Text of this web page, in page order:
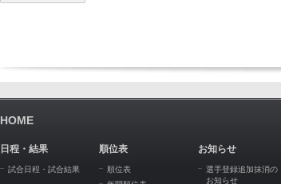
HOME
日程・結果
試合日程・試合結果
順位表
順位表
お知らせ
選手登録追加抹消の
お知らせ